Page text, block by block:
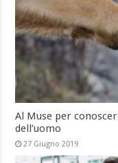
Al Muse per
dell’uomo
27 Giugno 2019